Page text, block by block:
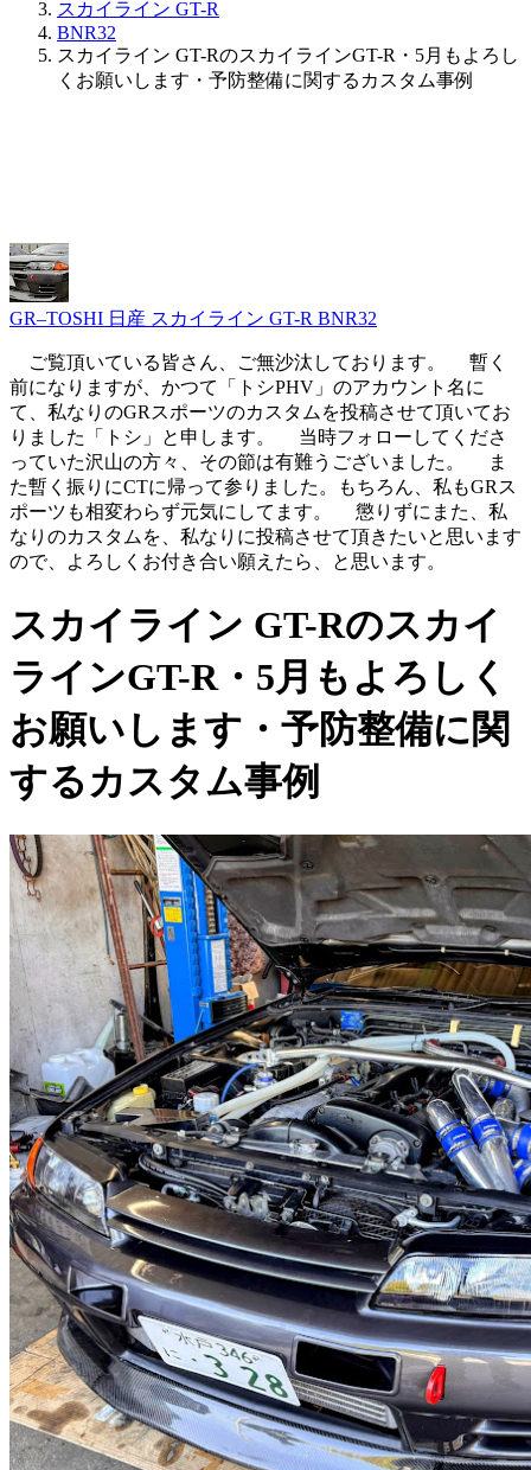
スカイライン GT-R
BNR32
スカイライン GT-RのスカイラインGT-R・5月もよろし
くお願いします・予防整備に関するカスタム事例
GR–TOSHI 日産 スカイライン GT-R BNR32
ご覧頂いている皆さん、ご無沙汰しております。 暫く
前になりますが、かつて「トシPHV」のアカウント名に
て、私なりのGRスポーツのカスタムを投稿させて頂いてお
りました「トシ」と申します。 当時フォローしてくださ
っていた沢山の方々、その節は有難うございました。 ま
た暫く振りにCTに帰って参りました。もちろん、私もGRス
ポーツも相変わらず元気にしてます。 懲りずにまた、私
なりのカスタムを、私なりに投稿させて頂きたいと思います
ので、よろしくお付き合い願えたら、と思います。
スカイライン GT-Rのスカイ
ラインGT-R・5月もよろしく
お願いします・予防整備に関
するカスタム事例